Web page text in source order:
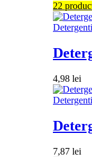
22
4,98 lei
7,87 lei